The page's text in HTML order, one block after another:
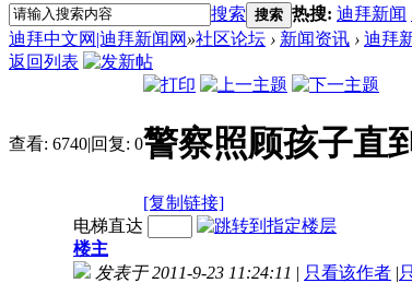
搜索 搜索 热搜: 迪拜新闻
迪拜中文网|迪拜新闻网 »社区论坛 › 新闻资讯 › 迪拜
返回列表
查看: 6740|回复: 0警察照顾孩子直
[复制链接]
电梯直达
楼主
发表于 2011-9-23 11:24:11 | 只看该作者 |